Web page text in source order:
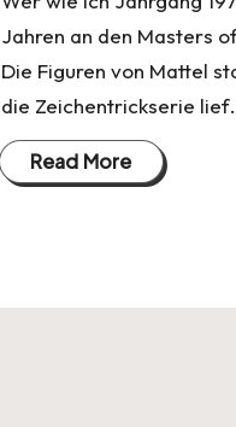
Jahren an den Masters
Die Figuren von Mattel
die Zeichentrickserie
Read More